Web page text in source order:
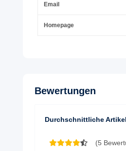
Email
Homepage
Bewertungen
Durchschnittliche
(5